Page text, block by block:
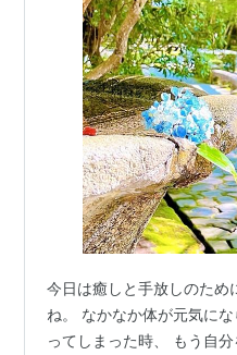
今日は癒しと手放しのため
ね。 なかなか体が元気に
ってしまった時、 もう自